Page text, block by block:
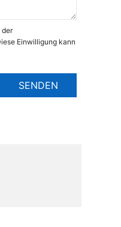
der
Einwilligung kann
SENDEN